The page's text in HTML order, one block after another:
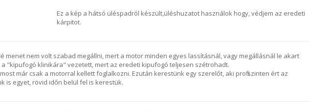
Ez a kép a hátsó üléspadról készült,üléshuzatot használok hogy, védjem az eredeti
kárpitot.
menet nem volt szabad megállni, mert a motor minden egyes lassításnál, vagy megállásnál le akart
a "kipufogó klinikára" vezetett, mert az eredeti kipufogó teljesen szétrohadt.
már csak a motorral kellett foglalkozni. Ezután kerestünk egy szerelőt, aki profi szinten ért az
is egyet, rövid időn belül fel is kerestük.